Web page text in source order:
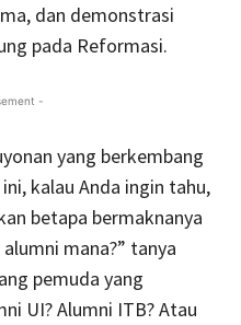
dan demonstrasi
pada Reformasi.
-
yang berkembang
kalau Anda ingin tahu,
betapa bermaknanya
mana?” tanya
pemuda yang
UI? Alumni ITB? Atau